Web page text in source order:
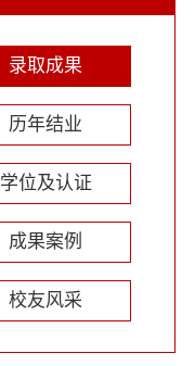
录取成果
历年结业
学位及认证
成果案例
校友风采